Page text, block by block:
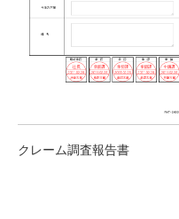
クレーム調査報告書